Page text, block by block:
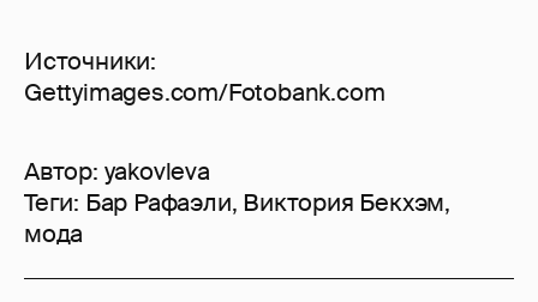
Источники:
Gettyimages.com/Fotobank.com
Автор: yakovleva
Теги: Бар Рафаэли, Виктория Бекхэм,
мода